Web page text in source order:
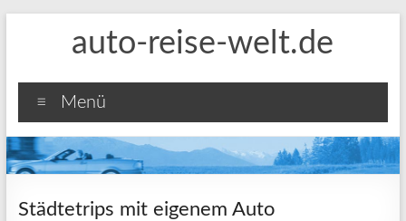
auto-reise-welt.de
Menü
Städtetrips mit eigenem Auto